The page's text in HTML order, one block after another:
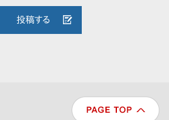
投稿する